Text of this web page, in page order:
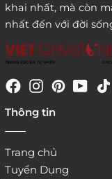
website:
khai nhất, mà còn
nhất đến với đời
Thông tin
Trang chủ
Tuyển Dụng